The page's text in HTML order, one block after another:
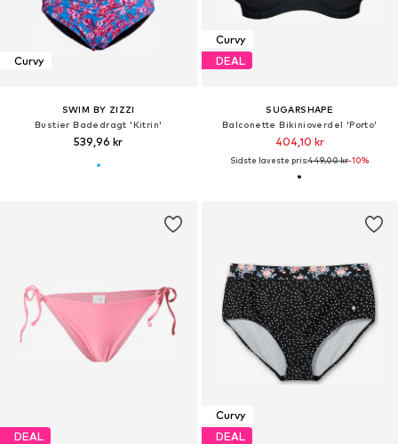
Curvy
SWIM BY ZIZZI
Bustier Badedragt 'Kitrin'
539,96 kr
Curvy
DEAL
SUGARSHAPE
Balconette Bikinioverdel 'Porto'
404,10 kr
Sidste laveste pris:449,00 kr-10%
DEAL
Curvy
DEAL